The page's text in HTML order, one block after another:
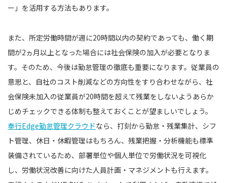
ー」を活用する方法もあります。
また、所定労働時間が週に20時間以内の契約であっても、働く期
間が2ヵ月以上となった場合には社会保険の加入が必要となりま
す。そのため、今後は勤怠管理の徹底も重要になります。従業員の
意思と、自社のコスト削減などの方向性をすり合わせながら、社
会保険未加入の従業員が20時間を超えて残業をしないようあらか
じめチェックできる体制も整えておくことが望ましいでしょう。
奉行Edge勤怠管理クラウドなら、打刻から勤怠・残業集計、シフ
ト管理、休日・休暇管理はもちろん、残業把握・分析機能も標準
装備されているため、部署単位や個人単位で労働状況を可視化
し、労働状況改善に向けた人員計画・マネジメントも行えます。